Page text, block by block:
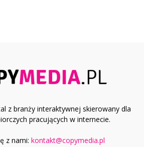
z branży interaktywnej skierowany dla
pracujących w internecie.
z nami: kontakt@copymedia.pl